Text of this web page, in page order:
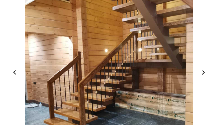
Опытные специалисты помогут Вам с дизайном
проекта, подберут нужные материалы и крепежи
ДИЗАЙН
КОНСУЛЬТАЦИЯ
Мы ответим на все вопросы, поможем с планировкой,
бюджетом и организацией вашего проекта
УСТАНОВКА